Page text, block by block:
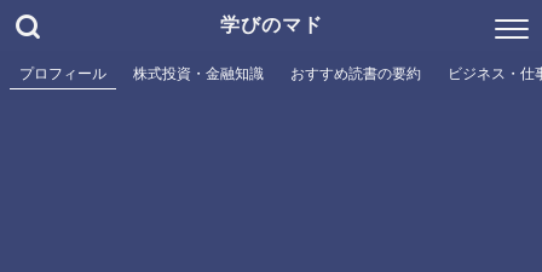
学びのマド
プロフィール 株式投資・金融知識 おすすめ読書の要約 ビジネス・仕